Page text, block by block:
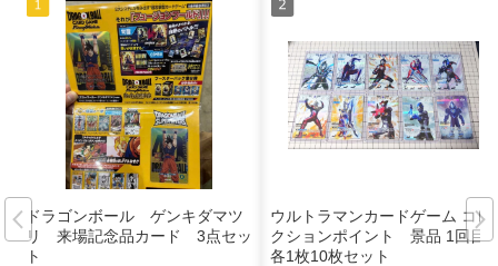
ドラゴンボール ゲンキダマツ
リ 来場記念品カード 3点セッ
ト
ウルトラマンカードゲーム コレ
クションポイント 景品 1回目
各1枚10枚セット